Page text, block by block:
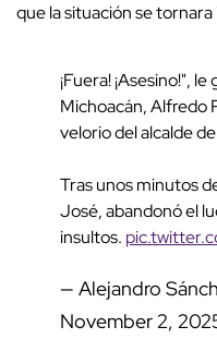
que la situación se
¡Fuera! ¡Asesino!",
Michoacán, Alfredo
velorio del alcalde
Tras unos minutos
José, abandonó el
insultos.
— Alejandro
November 2,